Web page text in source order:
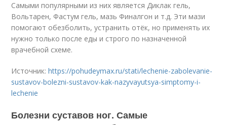
Самыми популярными из них является Диклак гель,
Вольтарен, Фастум гель, мазь Финалгон и т.д. Эти мази
помогают обезболить, устранить отёк, но применять их
нужно только после еды и строго по назначенной
врачебной схеме.
Источник:https://pohudeymax.ru/stati/lechenie-zabolevanie-
sustavov-bolezni-sustavov-kak-nazyvayutsya-simptomy-i-
lechenie
Болезни суставов ног. Самые